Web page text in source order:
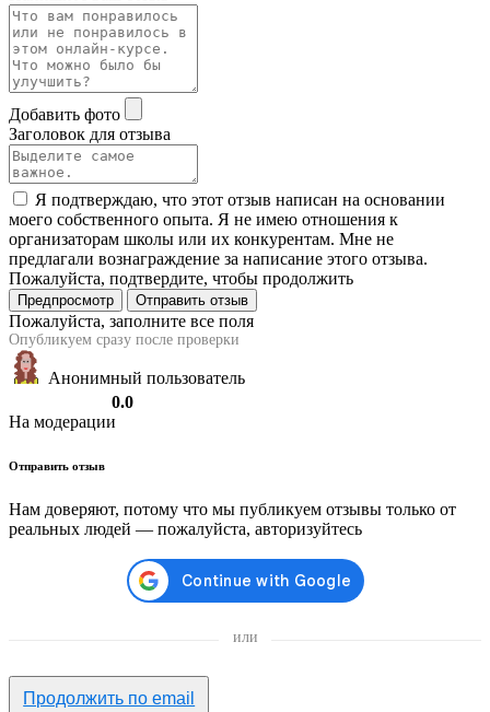
Добавить фото
Заголовок для отзыва
Я подтверждаю, что этот отзыв написан на основании
моего собственного опыта. Я не имею отношения к
организаторам школы или их конкурентам. Мне не
предлагали вознаграждение за написание этого отзыва.
Пожалуйста, подтвердите, чтобы продолжить
Предпросмотр Отправить отзыв
Пожалуйста, заполните все поля
Опубликуем сразу после проверки
Анонимный пользователь
0.0
На модерации
Отправить отзыв
Нам доверяют, потому что мы публикуем отзывы только от
реальных людей — пожалуйста, авторизуйтесь
или
Продолжить по email